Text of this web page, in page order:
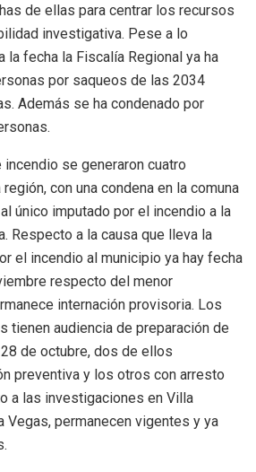
de ellas para centrar los recursos
investigativa. Pese a lo
la fecha la Fiscalía Regional ya ha
por saqueos de las 2034
Además se ha condenado por
incendio se generaron cuatro
con una condena en la comuna
único imputado por el incendio a la
Respecto a la causa que lleva la
el incendio al municipio ya hay fecha
respecto del menor
internación provisoria. Los
tienen audiencia de preparación de
de octubre, dos de ellos
preventiva y los otros con arresto
a las investigaciones en Villa
Vegas, permanecen vigentes y ya